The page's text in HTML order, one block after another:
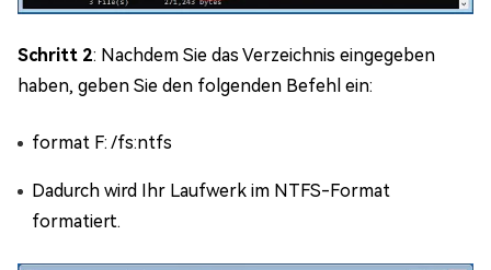
Schritt 2: Nachdem Sie das Verzeichnis eingegeben
haben, geben Sie den folgenden Befehl ein:
format F: /fs:ntfs
Dadurch wird Ihr Laufwerk im NTFS-Format
formatiert.